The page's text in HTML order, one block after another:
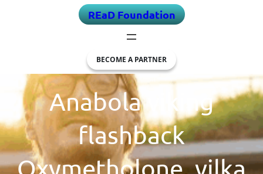
REaD Foundation
BECOME A PARTNER
Anabola viking
flashback
Oxymetholone, vilka